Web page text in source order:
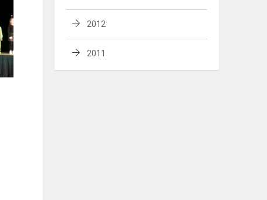
2012
2011